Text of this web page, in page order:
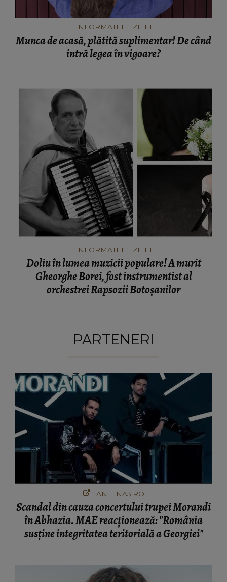
INFORMATIILE ZILEI
Munca de acasă, plătită suplimentar! De când
intră legea în vigoare?
INFORMATIILE ZILEI
Doliu în lumea muzicii populare! A murit
Gheorghe Borei, fost instrumentist al
orchestrei Rapsozii Botoșanilor
PARTENERI
ANTENA3.RO
Scandal din cauza concertului trupei Morandi
în Abhazia. MAE reacționează: "România
susține integritatea teritorială a Georgiei"